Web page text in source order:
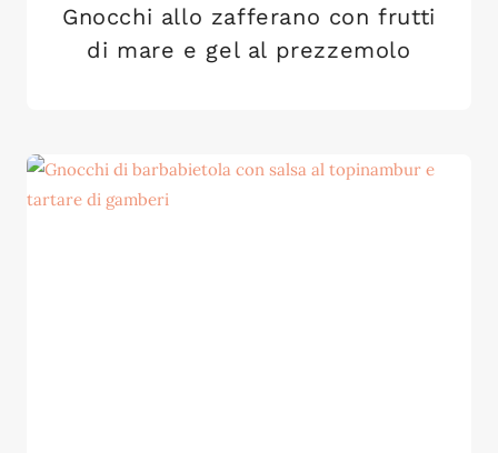
Gnocchi allo zafferano con frutti
di mare e gel al prezzemolo